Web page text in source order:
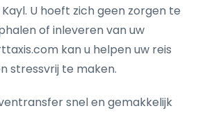
U hoeft zich geen zorgen te
of inleveren van uw
kan u helpen uw reis
stressvrij te maken.
snel en gemakkelijk